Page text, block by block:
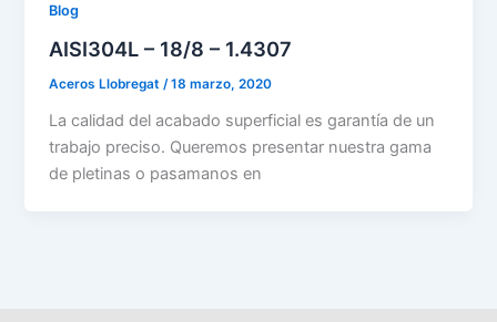
Blog
AISI304L – 18/8 – 1.4307
Aceros Llobregat/18 marzo, 2020
La calidad del acabado superficial es garantía de un
trabajo preciso. Queremos presentar nuestra gama
de pletinas o pasamanos en